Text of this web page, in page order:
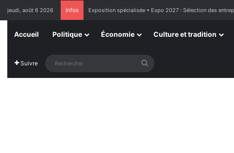
jeudi, août 6 2026 Infos France : l’Assemblée nationale approuve « l’aide à mourir »
Accueil Politique Économie Culture et tradition
Suivre